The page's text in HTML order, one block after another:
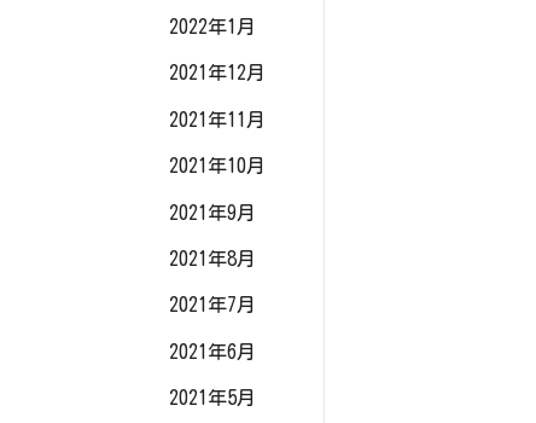
2022年1月
2021年12月
2021年11月
2021年10月
2021年9月
2021年8月
2021年7月
2021年6月
2021年5月